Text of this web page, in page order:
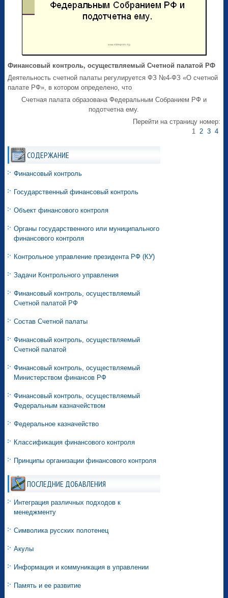
Финансовый контроль, осуществляемый Счетной палатой РФ
Деятельность счетной палаты регулируется ФЗ №4-ФЗ «О счетной
палате РФ», в котором определено, что
Счетная палата образована Федеральным Собранием РФ и
подотчетна ему.
Перейти на страницу номер:
1 2 3 4
СОДЕРЖАНИЕ
Финансовый контроль
Государственный финансовый контроль
Объект финансового контроля
Органы государственного или муниципального
финансового контроля
Контрольное управление президента РФ (КУ)
Задачи Контрольного управления
Финансовый контроль, осуществляемый
Счетной палатой РФ
Состав Счетной палаты
Финансовый контроль, осуществляемый
Счетной палатой
Финансовый контроль, осуществляемый
Министерством финансов РФ
Финансовый контроль, осуществляемый
Федеральным казначейством
Федеральное казначейство
Классификация финансового контроля
Принципы организации финансового контроля
ПОСЛЕДНИЕ ДОБАВЛЕНИЯ
Интеграция различных подходов к
менеджменту
Символика русских полотенец
Акулы
Информация и коммуникация в управлении
Память и ее развитие